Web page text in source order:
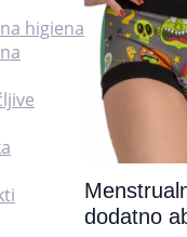
higiena
dodatno